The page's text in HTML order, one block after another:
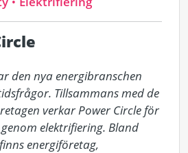
den nya energibranschen
Tillsammans med de
verkar Power Circle för
elektrifiering. Bland
energiföretag,